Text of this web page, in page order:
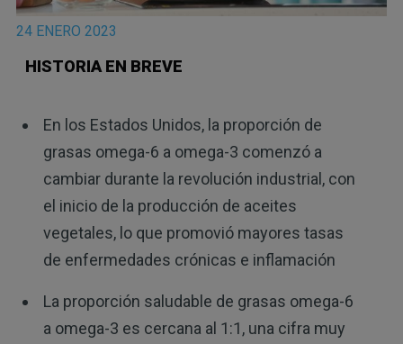
24 ENERO 2023
HISTORIA EN BREVE
En los Estados Unidos, la proporción de
grasas omega-6 a omega-3 comenzó a
cambiar durante la revolución industrial, con
el inicio de la producción de aceites
vegetales, lo que promovió mayores tasas
de enfermedades crónicas e inflamación
La proporción saludable de grasas omega-6
a omega-3 es cercana al 1:1, una cifra muy